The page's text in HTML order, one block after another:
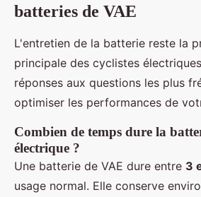
batteries de VAE
L'entretien de la batterie reste la
principale des cyclistes
réponses aux questions les plus
optimiser les performances de
Combien de temps dure la
électrique ?
Une batterie de VAE dure entre 3
usage normal. Elle conserve